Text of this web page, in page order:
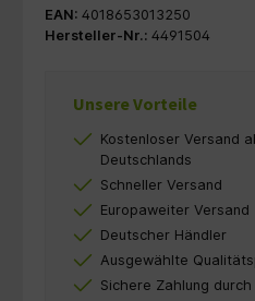
EAN: 4018653013250
Hersteller-Nr.: 4491504
Unsere Vorteile
Kostenloser Versand
Deutschlands
Schneller Versand
Europaweiter Versand
Deutscher Händler
Ausgewählte
Sichere Zahlung durch